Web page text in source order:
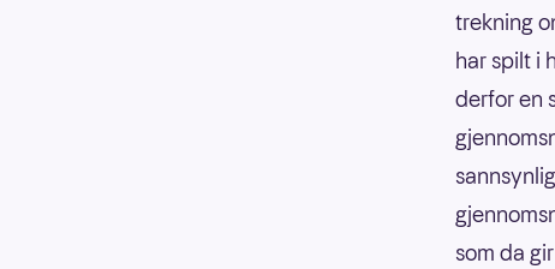
trekning
har spilt i
derfor en
som da